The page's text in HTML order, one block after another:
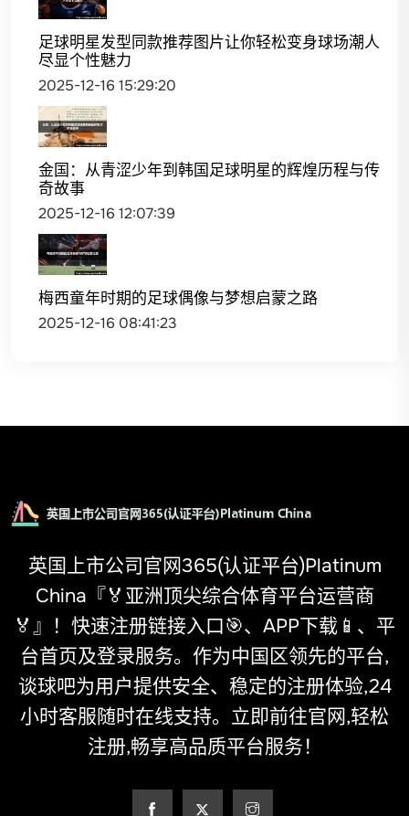
足球明星发型同款推荐图片让你轻松变身球场潮人
尽显个性魅力
2025-12-16 15:29:20
金国：从青涩少年到韩国足球明星的辉煌历程与传
奇故事
2025-12-16 12:07:39
梅西童年时期的足球偶像与梦想启蒙之路
2025-12-16 08:41:23
英国上市公司官网365(认证平台)Platinum
China『🏅亚洲顶尖综合体育平台运营商
🏅』！快速注册链接入口🎯、APP下载📱、平
台首页及登录服务。作为中国区领先的平台,
谈球吧为用户提供安全、稳定的注册体验,24
小时客服随时在线支持。立即前往官网,轻松
注册,畅享高品质平台服务！